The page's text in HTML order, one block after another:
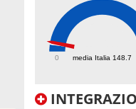
media Italia 148.7
0